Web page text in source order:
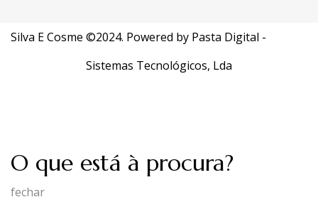
Silva E Cosme ©2024. Powered by Pasta Digital -
Sistemas Tecnológicos, Lda
O que está à procura?
fechar